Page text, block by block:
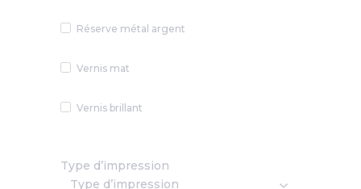
Réserve métal argent
Vernis mat
Vernis brillant
Type d’impression